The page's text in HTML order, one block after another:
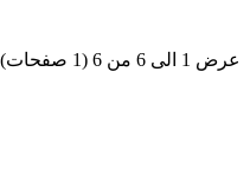
عرض 1 الى 6 من 6 (1 صفحات)